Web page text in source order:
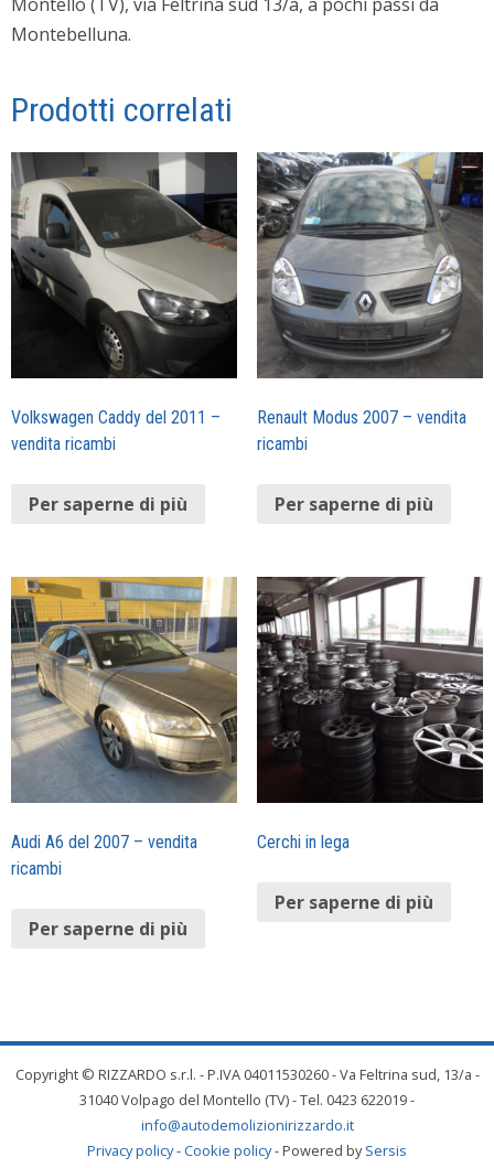
Montebelluna.
Prodotti correlati
Volkswagen Caddy del 2011 –
vendita ricambi
Per saperne di più
Renault Modus 2007 – vendita
ricambi
Per saperne di più
Audi A6 del 2007 – vendita
ricambi
Per saperne di più
Cerchi in lega
Per saperne di più
Copyright © RIZZARDO s.r.l. - P.IVA 04011530260 - Va Feltrina sud, 13/a -
31040 Volpago del Montello (TV) - Tel. 0423 622019 -
info@autodemolizionirizzardo.it
Privacy policy-Cookie policy- Powered bySersis